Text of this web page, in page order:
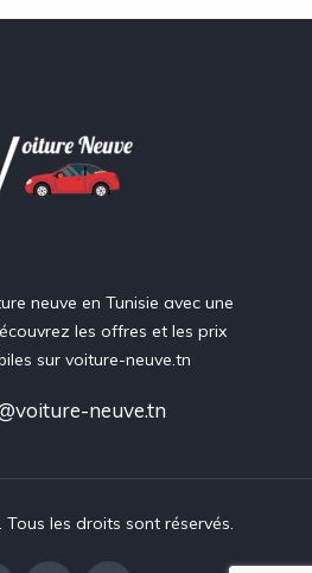
neuve en Tunisie avec une
les offres et les prix
sur voiture-neuve.tn
neuve.tn
les droits sont réservés.